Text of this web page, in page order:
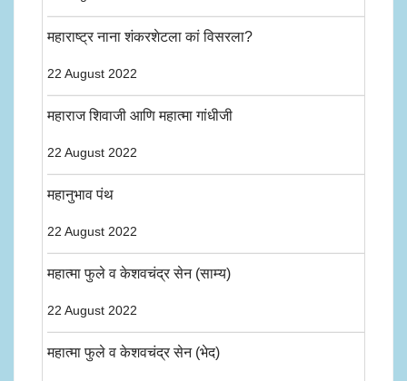
महाराष्ट्र नाना शंकरशेटला कां विसरला?
22 August 2022
महाराज शिवाजी आणि महात्मा गांधीजी
22 August 2022
महानुभाव पंथ
22 August 2022
महात्मा फुले व केशवचंद्र सेन (साम्य)
22 August 2022
महात्मा फुले व केशवचंद्र सेन (भेद)